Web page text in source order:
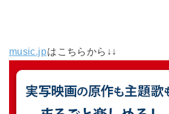
music.jpはこちらから↓↓